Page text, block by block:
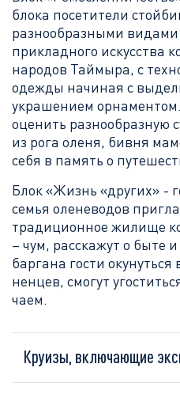
блока посетители
разнообразными видами
прикладного искусства
народов Таймыра, с
одежды начиная с
украшением
оценить разнообразную
из рога оленя, бивня
себя в память о
Блок «Жизнь «других» -
семья оленеводов
традиционное жилище
– чум, расскажут о быте
баргана гости
ненцев, смогут
чаем.
Круизы, включающие